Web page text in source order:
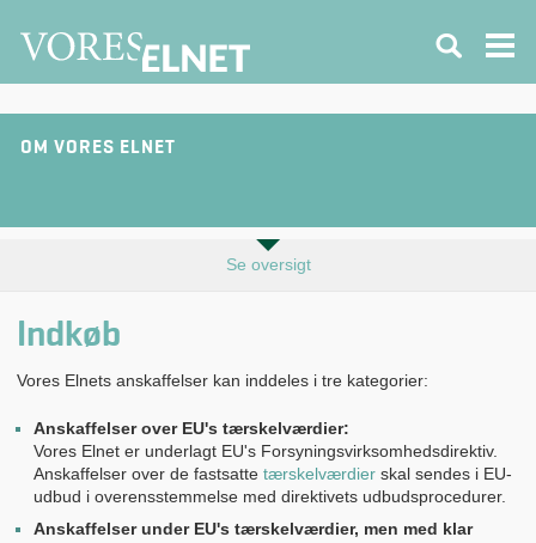
OM VORES ELNET
Se oversigt
Indkøb
Vores Elnets anskaffelser kan inddeles i tre kategorier:
Anskaffelser over EU's tærskelværdier:
Vores Elnet er underlagt EU's Forsyningsvirksomhedsdirektiv.
Anskaffelser over de fastsatte tærskelværdier skal sendes i EU-
udbud i overensstemmelse med direktivets udbudsprocedurer.
Anskaffelser under EU's tærskelværdier, men med klar